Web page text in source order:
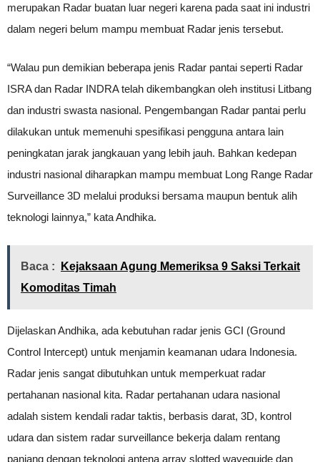
merupakan Radar buatan luar negeri karena pada saat ini industri
dalam negeri belum mampu membuat Radar jenis tersebut.
“Walau pun demikian beberapa jenis Radar pantai seperti Radar
ISRA dan Radar INDRA telah dikembangkan oleh institusi Litbang
dan industri swasta nasional. Pengembangan Radar pantai perlu
dilakukan untuk memenuhi spesifikasi pengguna antara lain
peningkatan jarak jangkauan yang lebih jauh. Bahkan kedepan
industri nasional diharapkan mampu membuat Long Range Radar
Surveillance 3D melalui produksi bersama maupun bentuk alih
teknologi lainnya,” kata Andhika.
Baca :
Kejaksaan Agung Memeriksa 9 Saksi Terkait
Komoditas Timah
Dijelaskan Andhika, ada kebutuhan radar jenis GCI (Ground
Control Intercept) untuk menjamin keamanan udara Indonesia.
Radar jenis sangat dibutuhkan untuk memperkuat radar
pertahanan nasional kita. Radar pertahanan udara nasional
adalah sistem kendali radar taktis, berbasis darat, 3D, kontrol
udara dan sistem radar surveillance bekerja dalam rentang
panjang dengan teknologi antena array slotted waveguide dan